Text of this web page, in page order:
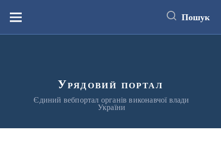
вмістуМеню Пошук
Урядовий портал
Єдиний вебпортал органів виконавчої влади
України